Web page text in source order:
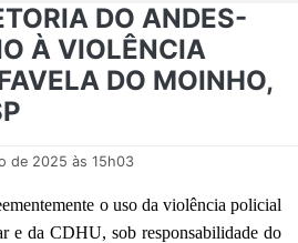
DO ANDES-
À VIOLÊNCIA
DO MOINHO,
de 2025 às 15h03
o uso da violência policial
e da CDHU, sob responsabilidade do